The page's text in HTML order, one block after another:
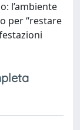
l’ambiente
per “restare